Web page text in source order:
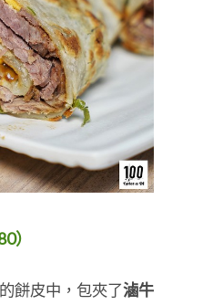
）
餅皮中，包夾了滷牛